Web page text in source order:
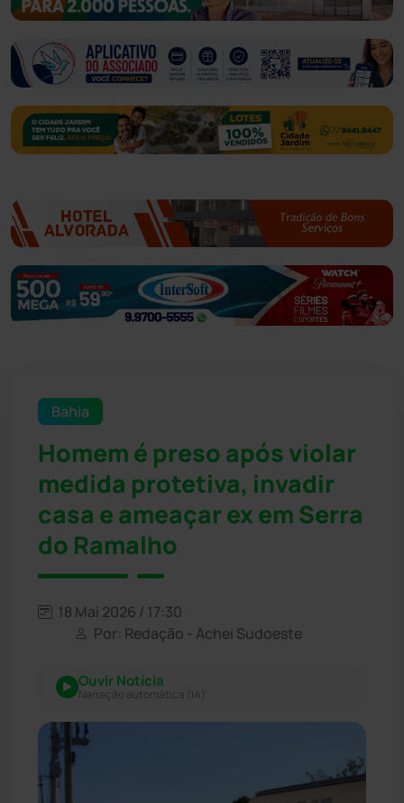
Bahia
Homem é preso após violar
medida protetiva, invadir
casa e ameaçar ex em Serra
do Ramalho
18 Mai 2026 / 17:30
Por: Redação - Achei Sudoeste
Ouvir Notícia
Narração automática (IA)